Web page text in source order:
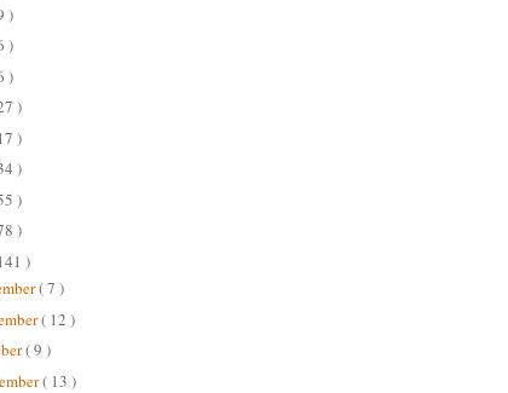
)
)
)
)
)
)
)
)
)
( 7 )
( 12 )
( 9 )
( 13 )